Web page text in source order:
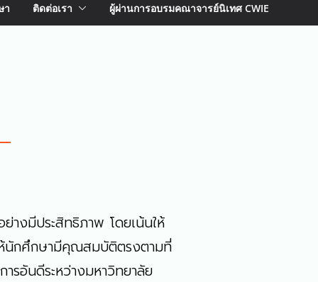
า ติดต่อเรา ผู้ผ่านการอบรมคณาจารย์นิเทศ CWIE
างมีประสิทธิภาพ โดยเน้นให้
ห้นักศึกษามีคุณสมบัติตรงตามที่
รอันดีระหว่างมหาวิทยาลัย